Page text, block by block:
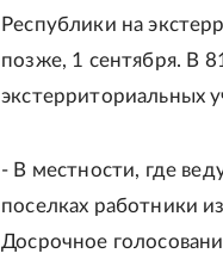
Республики на
позже, 1 сентября. В
экстерриториальных
- В местности, где
поселках работники
Досрочное